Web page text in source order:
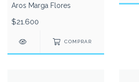
Aros Marga Flores
$21.600
COMPRAR